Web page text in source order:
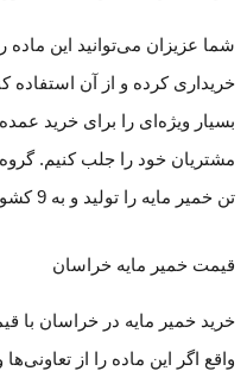
شما عزیزان می‌توانید این
خریداری کرده و از آن
بسیار ویژه‌ای را برای خرید
تن خمیر مایه را تولید و به 9 کشور دنیا صادر کرده است.
قیمت خمیر مایه خراسان
خرید خمیر مایه در خراسان با
واقع اگر این ماده را از